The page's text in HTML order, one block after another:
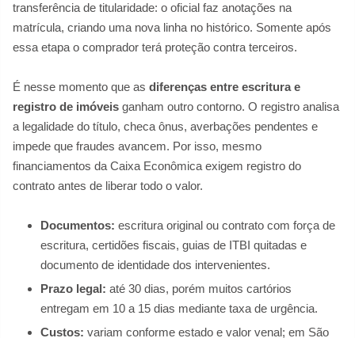
transferência de titularidade: o oficial faz anotações na
matrícula, criando uma nova linha no histórico. Somente após
essa etapa o comprador terá proteção contra terceiros.
É nesse momento que as diferenças entre escritura e
registro de imóveis ganham outro contorno. O registro analisa
a legalidade do título, checa ônus, averbações pendentes e
impede que fraudes avancem. Por isso, mesmo
financiamentos da Caixa Econômica exigem registro do
contrato antes de liberar todo o valor.
Documentos: escritura original ou contrato com força de
escritura, certidões fiscais, guias de ITBI quitadas e
documento de identidade dos intervenientes.
Prazo legal: até 30 dias, porém muitos cartórios
entregam em 10 a 15 dias mediante taxa de urgência.
Custos: variam conforme estado e valor venal; em São